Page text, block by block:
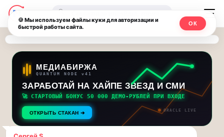
Последние
новости
и
обновления
потока:
Друзья,
приглашаем
на
музыкальную
прогулку
Москвичи.net
—
Главный
столичный
чат-
мессенджер,
новости
🔍
МЕДИАБИРЖА
QUANTUM NODE v41
ЗАРАБОТАЙ НА ХАЙПЕ ЗВЕЗД И СМИ
🚀 СТАРТОВЫЙ БОНУС 50 000 ДЕМО-РУБЛЕЙ ПРИ ВХОДЕ
ОТКРЫТЬ СТАКАН ➔ ORACLE LIVE
🍪 Мы используем файлы куки для авторизации и
быстрой работы сайта.
ОК